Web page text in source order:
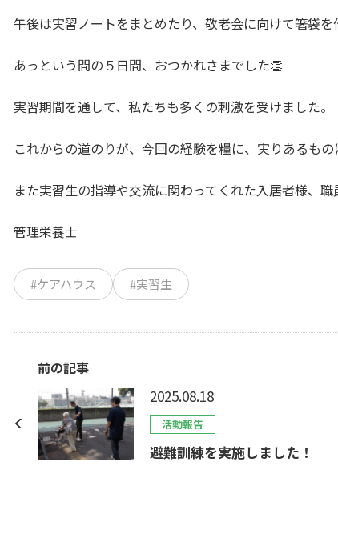
午後は実習ノートをまとめたり、敬老会に向けて箸袋を
あっという間の５日間、おつかれさまでした👏
実習期間を通して、私たちも多くの刺激を受けました。
これからの道のりが、今回の経験を糧に、実りあるも
また実習生の指導や交流に関わってくれた入居者様、
管理栄養士
#ケアハウス #実習生
前の記事
2025.08.18
活動報告
避難訓練を実施しました！